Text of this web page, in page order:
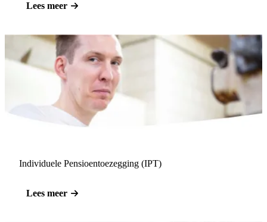
Lees meer
Individuele Pensioentoezegging (IPT)
Lees meer